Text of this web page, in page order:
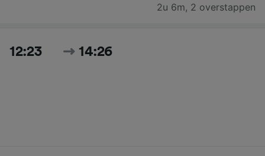
2u 6m, 2 overstappen
12:23 14:26